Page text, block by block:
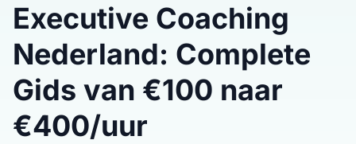
Executive Coaching
Nederland: Complete
Gids van €100 naar
€400/uur